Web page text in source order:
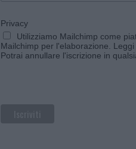
Privacy
Utilizziamo Mailchimp come
Mailchimp per l'elaborazione.
Potrai annullare l'iscrizione in